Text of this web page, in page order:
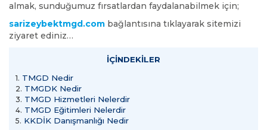
almak, sunduğumuz fırsatlardan faydalanabilmek için;
sarizeybektmgd.com bağlantısına tıklayarak sitemizi
ziyaret ediniz…
İÇİNDEKİLER
1. TMGD Nedir
2. TMGDK Nedir
3. TMGD Hizmetleri Nelerdir
4. TMGD Eğitimleri Nelerdir
5. KKDİK Danışmanlığı Nedir